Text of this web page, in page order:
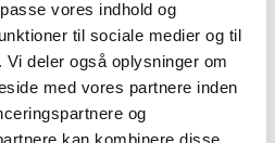
vores indhold og
til sociale medier og til
deler også oplysninger om
med vores partnere inden
og
kan kombinere disse
og opdatering om
(TTS,…
Cilag International NV
…